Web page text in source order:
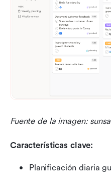
Fuente de la imagen:
Características clave:
Planificación diaria